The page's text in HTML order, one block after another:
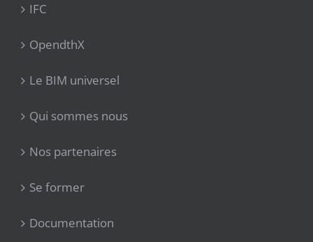
IFC
OpendthX
Le BIM universel
Qui sommes nous
Nos partenaires
Se former
Documentation